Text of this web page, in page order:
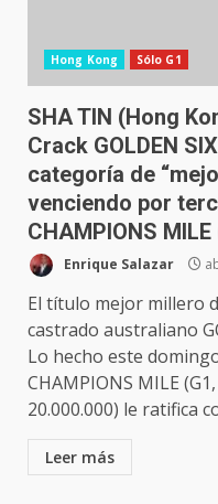
Hong Kong Sólo G1
SHA TIN (Hong
Crack GOLDEN
categoría de
venciendo por
CHAMPIONS MILE
Enrique Salazar
El título mejor millero
castrado australiano
Lo hecho este
CHAMPIONS MILE
20.000.000) le ratifica
Leer más